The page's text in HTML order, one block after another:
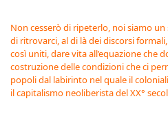
Non cesserò di ripeterlo, noi siamo
di ritrovarci, al di là dei discorsi
così uniti, dare vita all’equazione che
costruzione delle condizioni che ci
popoli dal labirinto nel quale il
il capitalismo neoliberista del XX°